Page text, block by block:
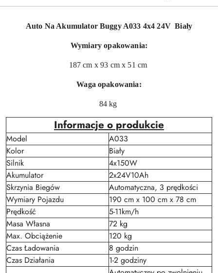
Auto Na Akumulator Buggy A033 4x4 24V Biały
Wymiary opakowania:
187 cm x 93 cm x 51 cm
Waga opakowania:
84 kg
Informacje o produkcie
Model
A033
Kolor
Biały
Silnik
4x150W
Akumulator
2x24V10Ah
Skrzynia Biegów
Automatyczna, 3 prędkości
Wymiary Pojazdu
190 cm x 100 cm x 78 cm
Prędkość
5-11km/h
Masa Własna
72 kg
Max. Obciążenie
120 kg
Czas Ładowania
8 godzin
Czas Działania
1-2 godziny